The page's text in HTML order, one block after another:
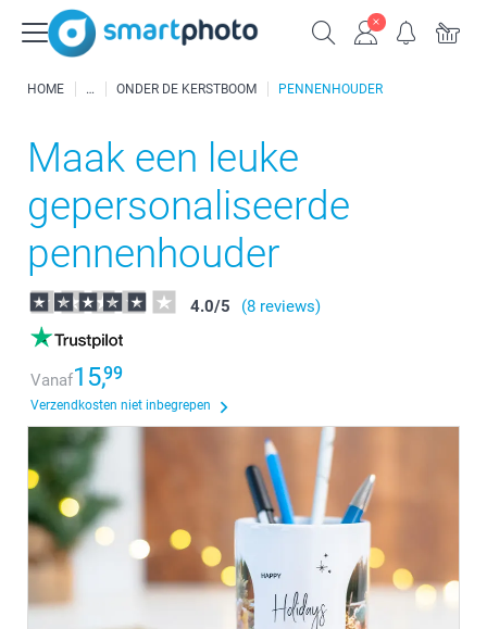
HOME ONDER DE KERSTBOOM PENNENHOUDER
Maak een leuke
gepersonaliseerde
pennenhouder
4.0/5 (8 reviews)
Vanaf15,99
Verzendkosten niet inbegrepen